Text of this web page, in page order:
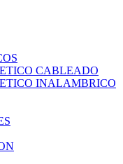
CABLEADO
INALAMBRICO